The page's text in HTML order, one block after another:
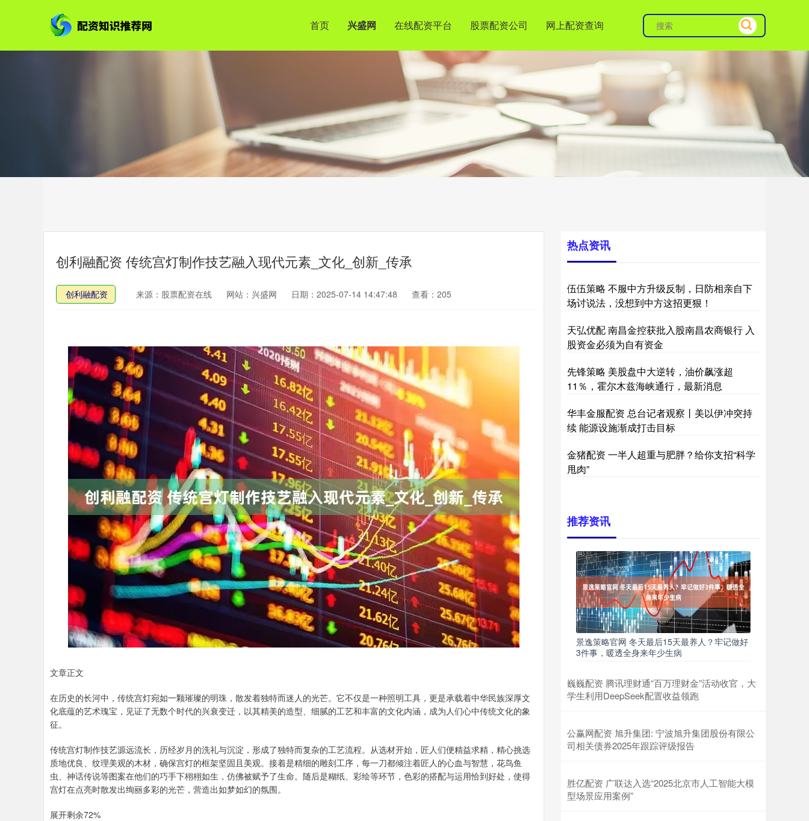
首页 兴盛网 在线配资平台 股票配资公司 网上配资查询
创利融配资 传统宫灯制作技艺融入现代元素_文化_创新_传承
创利融配资 来源：股票配资在线 网站：兴盛网 日期：2025-07-14 14:47:48 查看：205
文章正文
在历史的长河中，传统宫灯宛如一颗璀璨的明珠，散发着独特而迷人的光芒。它不仅是一种照明工具，更是承载着中华民族深厚文
化底蕴的艺术瑰宝，见证了无数个时代的兴衰变迁，以其精美的造型、细腻的工艺和丰富的文化内涵，成为人们心中传统文化的象
征。
传统宫灯制作技艺源远流长，历经岁月的洗礼与沉淀，形成了独特而复杂的工艺流程。从选材开始，匠人们便精益求精，精心挑选
质地优良、纹理美观的木材，确保宫灯的框架坚固且美观。接着是精细的雕刻工序，每一刀都倾注着匠人的心血与智慧，花鸟鱼
虫、神话传说等图案在他们的巧手下栩栩如生，仿佛被赋予了生命。随后是糊纸、彩绘等环节，色彩的搭配与运用恰到好处，使得
宫灯在点亮时散发出绚丽多彩的光芒，营造出如梦如幻的氛围。
展开剩余72%
热点资讯
伍伍策略 不服中方升级反制，日防相亲自下
场讨说法，没想到中方这招更狠！
天弘优配 南昌金控获批入股南昌农商银行 入
股资金必须为自有资金
先锋策略 美股盘中大逆转，油价飙涨超
11％，霍尔木兹海峡通行，最新消息
华丰金服配资 总台记者观察丨美以伊冲突持
续 能源设施渐成打击目标
金猪配资 一半人超重与肥胖？给你支招“科学
甩肉”
推荐资讯
景逸策略官网 冬天最后15天最养人？牢记做好
3件事，暖透全身来年少生病
巍巍配资 腾讯理财通“百万理财金”活动收官，大
学生利用DeepSeek配置收益领跑
公赢网配资 旭升集团: 宁波旭升集团股份有限公
司相关债券2025年跟踪评级报告
胜亿配资 广联达入选“2025北京市人工智能大模
型场景应用案例”